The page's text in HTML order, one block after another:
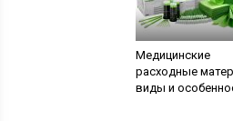
Медицинские
расходные
виды и